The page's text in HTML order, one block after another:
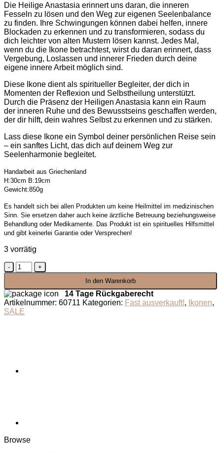
Die Heilige Anastasia erinnert uns daran, die inneren
Fesseln zu lösen und den Weg zur eigenen Seelenbalance
zu finden. Ihre Schwingungen können dabei helfen, innere
Blockaden zu erkennen und zu transformieren, sodass du
dich leichter von alten Mustern lösen kannst. Jedes Mal,
wenn du die Ikone betrachtest, wirst du daran erinnert, dass
Vergebung, Loslassen und innerer Frieden durch deine
eigene innere Arbeit möglich sind.
Diese Ikone dient als spiritueller Begleiter, der dich in
Momenten der Reflexion und Selbstheilung unterstützt.
Durch die Präsenz der Heiligen Anastasia kann ein Raum
der inneren Ruhe und des Bewusstseins geschaffen werden,
der dir hilft, dein wahres Selbst zu erkennen und zu stärken.
Lass diese Ikone ein Symbol deiner persönlichen Reise sein
– ein sanftes Licht, das dich auf deinem Weg zur
Seelenharmonie begleitet.
Handarbeit aus Griechenland
H:30cm B:19cm
Gewicht:850g
Es handelt sich bei allen Produkten um keine Heilmittel im medizinischen
Sinn. Sie ersetzen daher auch keine ärztliche Betreuung beziehungsweise
Behandlung oder Medikamente. Das Produkt ist ein spirituelles Hilfsmittel
und gibt keinerlei Garantie oder Versprechen!
3 vorrätig
Ikone
Heilige
Menge
In den Warenkorb
14 Tage Rückgaberecht
Artikelnummer: 60711 Kategorien: Fast ausverkauft!, Ikonen,
SALE
Browse